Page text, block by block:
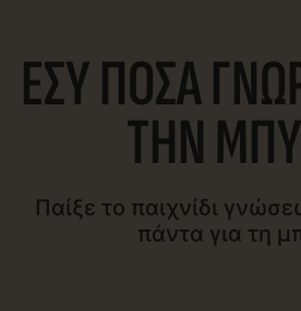
ΕΣΥ ΠΟΣΑ
ΤΗΝ
Παίξε το παιχνίδι
πάντα για τη